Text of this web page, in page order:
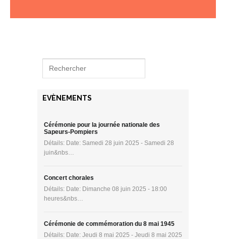
EVÈNEMENTS
Cérémonie pour la journée nationale des
Sapeurs-Pompiers
Détails: Date: Samedi 28 juin 2025 - Samedi 28
juin&nbs…
Concert chorales
Détails: Date: Dimanche 08 juin 2025 - 18:00
heures&nbs…
Cérémonie de commémoration du 8 mai 1945
Détails: Date: Jeudi 8 mai 2025 - Jeudi 8 mai 2025